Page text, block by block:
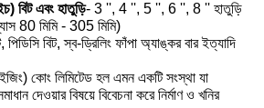
বিট এবং হাতুড়ি- 3 '', 4 '', 5 '', 6 '', 8 '' হাতুড়ি
80 মিমি - 305 মিমি)
বিট, স্ব-ড্রিলিং ফাঁপা অ্যাঙ্কর বার ইত্যাদি
কোং লিমিটেড হল এমন একটি সংস্থা যা
দেওয়ার বিষয়ে বিবেচনা করে নির্মাণ ও খনির